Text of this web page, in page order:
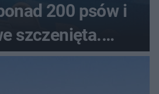
200 psów i
szczenięta.
35-latka